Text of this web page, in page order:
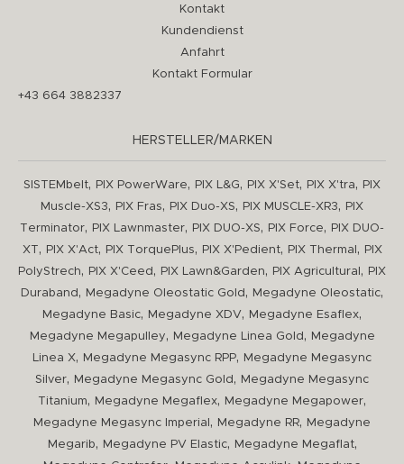
Kontakt
Kundendienst
Anfahrt
Kontakt Formular
+43 664 3882337
HERSTELLER/MARKEN
SISTEMbelt, PIX PowerWare, PIX L&G, PIX X'Set, PIX X'tra,
PIX
Muscle-XS3, PIX Fras, PIX Duo-XS, PIX MUSCLE-XR3,
PIX
Terminator, PIX Lawnmaster, PIX DUO-XS, PIX Force,
PIX DUO-
XT, PIX X'Act, PIX TorquePlus, PIX X'Pedient, PIX Thermal ,
PIX
PolyStrech, PIX X'Ceed , PIX Lawn&Garden, PIX Agricultural ,
PIX
Duraband , Megadyne Oleostatic Gold , Megadyne Oleostatic,
Megadyne Basic, Megadyne XDV, Megadyne Esaflex,
Megadyne Megapulley, Megadyne Linea Gold ,
Megadyne
Linea X, Megadyne Megasync RPP,
Megadyne Megasync
Silver, Megadyne Megasync Gold ,
Megadyne Megasync
Titanium, Megadyne Megaflex, Megadyne Megapower,
Megadyne Megasync Imperial , Megadyne RR,
Megadyne
Megarib, Megadyne PV Elastic, Megadyne Megaflat,